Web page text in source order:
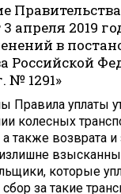
апреля 2019
в
Российской
№ 1291»
Правила уплаты
колесных
также возврата и
которые
за такие